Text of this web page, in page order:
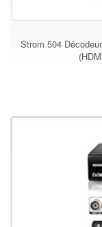
Strom 504